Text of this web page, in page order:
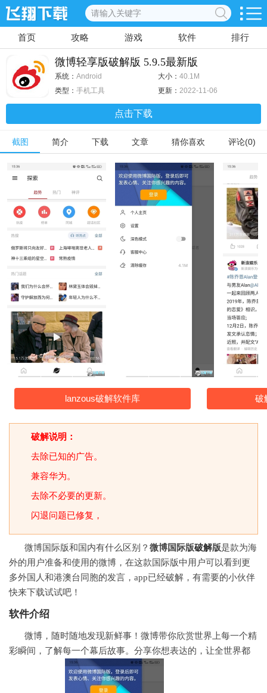
首页 攻略 游戏 软件 排行
微博轻享版破解版 5.9.5最新版
系统： Android 大小： 40.1M
类型： 手机工具 更新： 2022-11-06
点击下载
截图 简介 下载 文章 猜你喜欢 评论(0)
lanzous破解软件库 破
破解说明：
去除已知的广告。
兼容华为。
去除不必要的更新。
闪退问题已修复，
微博国际版和国内有什么区别？ 微博国际版破解版是款为海
外的用户准备和使用的微博，在这款国际版中用户可以看到更
多外国人和港澳台同胞的发言，app已经破解，有需要的小伙伴
快来下载试试吧！
软件介绍
微博，随时随地发现新鲜事！微博带你欣赏世界上每一个精
彩瞬间，了解每一个幕后故事。分享你想表达的，让全世界都